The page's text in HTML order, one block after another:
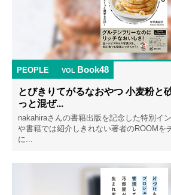
PEOPLE VOL Book48
とびきりてがるなおやつ 小麦粉と
っと混ぜ...
nakahiraさんの書籍出版を記念した特別イ
や書籍では紹介しきれない著者のROOMを
に...